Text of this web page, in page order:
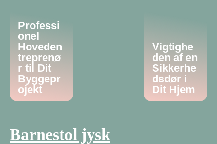
Professi
onel
Hoveden
treprenø
r til Dit
Byggepr
ojekt
Vigtighe
den af en
Sikkerhe
dsdør i
Dit Hjem
Barnestol jysk